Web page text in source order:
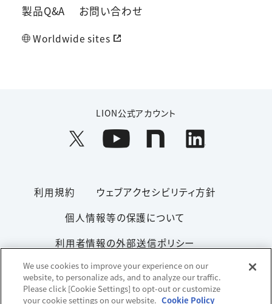
製品Q&A お問い合わせ
Worldwide sites
LION公式アカウント
利用規約
ウェブアクセシビリティ方針
個人情報等の保護について
利用者情報の外部送信ポリシー
ソーシャルメディアポリシー
サイトマップ
We use cookies to improve your experience on our
website, to personalize ads, and to analyze our traffic.
Please click [Cookie Settings] to opt-out or customize
your cookie settings on our website. Cookie Policy